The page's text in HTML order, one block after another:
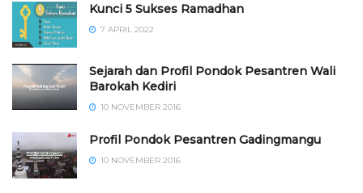
Kunci 5 Sukses Ramadhan
7 APRIL 2022
Sejarah dan Profil Pondok Pesantren Wali
Barokah Kediri
10 NOVEMBER 2016
⁠⁠⁠Profil Pondok Pesantren Gadingmangu
10 NOVEMBER 2016